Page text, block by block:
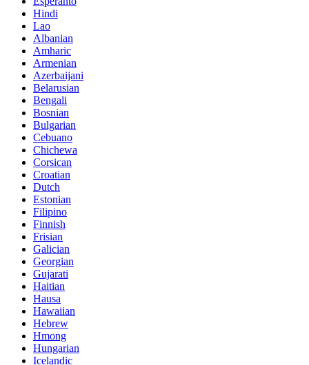
Hindi
Lao
Albanian
Amharic
Armenian
Azerbaijani
Belarusian
Bengali
Bosnian
Bulgarian
Cebuano
Chichewa
Corsican
Croatian
Dutch
Estonian
Filipino
Finnish
Frisian
Galician
Georgian
Gujarati
Haitian
Hausa
Hawaiian
Hebrew
Hmong
Hungarian
Icelandic